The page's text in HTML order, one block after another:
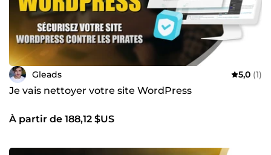
Gleads 5,0 (1)
Je vais nettoyer votre site WordPress
À partir de 188,12 $US